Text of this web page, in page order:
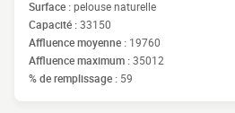
Surface :pelouse naturelle
Capacité :33150
Affluence moyenne : 19760
Affluence maximum :35012
% de remplissage : 59